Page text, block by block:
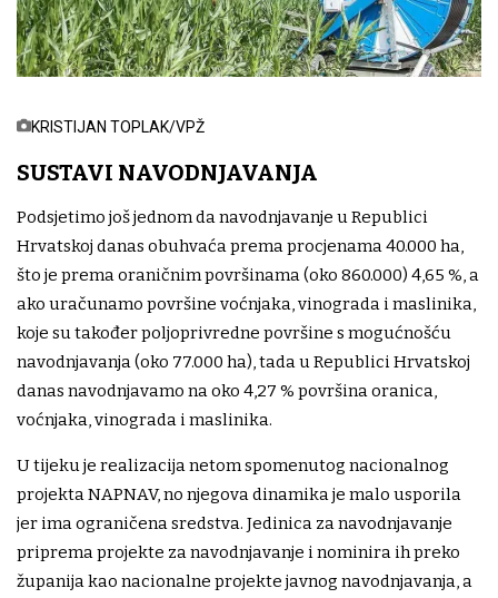
KRISTIJAN TOPLAK/VPŽ
SUSTAVI NAVODNJAVANJA
Podsjetimo još jednom da navodnjavanje u Republici
Hrvatskoj danas obuhvaća prema procjenama 40.000 ha,
što je prema oraničnim površinama (oko 860.000) 4,65 %, a
ako uračunamo površine voćnjaka, vinograda i maslinika,
koje su također poljoprivredne površine s mogućnošću
navodnjavanja (oko 77.000 ha), tada u Republici Hrvatskoj
danas navodnjavamo na oko 4,27 % površina oranica,
voćnjaka, vinograda i maslinika.
U tijeku je realizacija netom spomenutog nacionalnog
projekta NAPNAV, no njegova dinamika je malo usporila
jer ima ograničena sredstva. Jedinica za navodnjavanje
priprema projekte za navodnjavanje i nominira ih preko
županija kao nacionalne projekte javnog navodnjavanja, a